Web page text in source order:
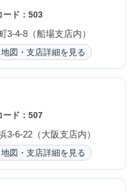
ード：503
3-4-8（船場支店内）
図・支店詳細を見る
ード：507
3-6-22（大阪支店内）
図・支店詳細を見る